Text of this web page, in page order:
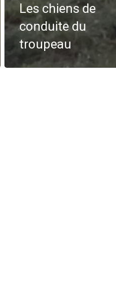
Les chiens de
conduite du
troupeau